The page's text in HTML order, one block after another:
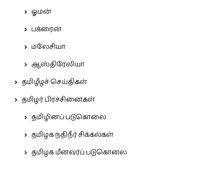
ஓமன்
பக்ரைன்
மலேசியா
ஆஸ்திரேலியா
தமிழீழச் செய்திகள்
தமிழர் பிரச்சினைகள்
தமிழினப் படுகொலை
தமிழக நதிநீர் சிக்கல்கள்
தமிழக மீனவர்ப் படுகொலை